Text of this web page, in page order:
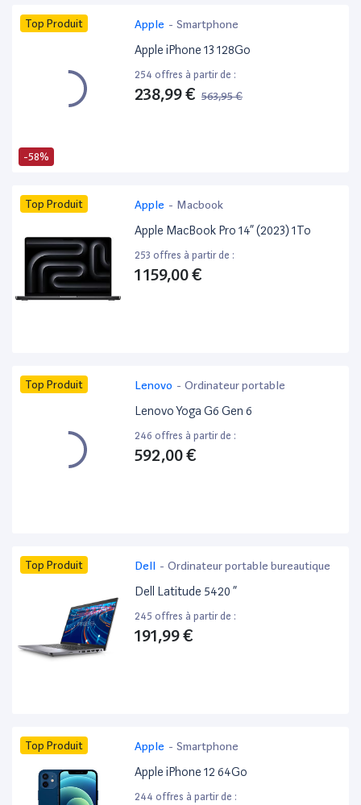
-58%
Top Produit Apple - Smartphone
Apple iPhone 13 128Go
254 offres à partir de :
238,99 € 563,95 €
Top Produit Apple - Macbook
Apple MacBook Pro 14” (2023) 1To
253 offres à partir de :
1 159,00 €
Top Produit Lenovo - Ordinateur portable
Lenovo Yoga G6 Gen 6
246 offres à partir de :
592,00 €
Top Produit Dell - Ordinateur portable bureautique
Dell Latitude 5420 ”
245 offres à partir de :
191,99 €
Top Produit Apple - Smartphone
Apple iPhone 12 64Go
244 offres à partir de :